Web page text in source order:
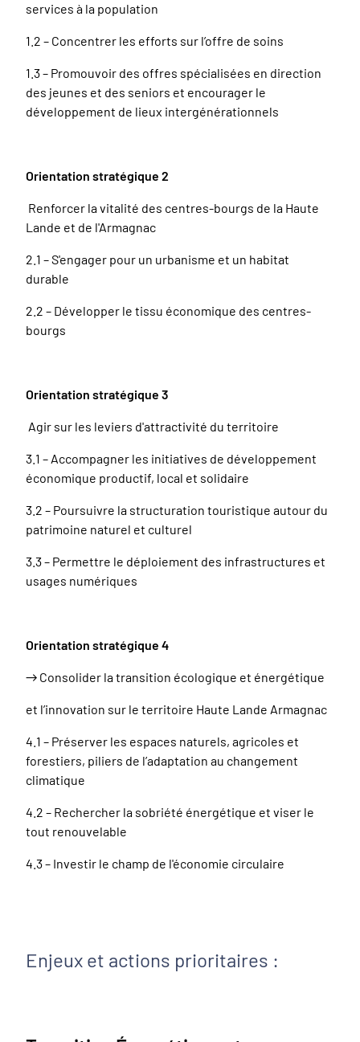
services à la population
1.2 – Concentrer les efforts sur l’offre de soins
1.3 – Promouvoir des offres spécialisées en direction
des jeunes et des seniors et encourager le
développement de lieux intergénérationnels
Orientation stratégique 2
Renforcer la vitalité des centres-bourgs de la Haute
Lande et de l'Armagnac
2.1 – S'engager pour un urbanisme et un habitat
durable
2.2 – Développer le tissu économique des centres-
bourgs
Orientation stratégique 3
Agir sur les leviers d'attractivité du territoire
3.1 – Accompagner les initiatives de développement
économique productif, local et solidaire
3.2 – Poursuivre la structuration touristique autour du
patrimoine naturel et culturel
3.3 – Permettre le déploiement des infrastructures et
usages numériques
Orientation stratégique 4
→ Consolider la transition écologique et énergétique
et l’innovation sur le territoire Haute Lande Armagnac
4.1 – Préserver les espaces naturels, agricoles et
forestiers, piliers de l’adaptation au changement
climatique
4.2 – Rechercher la sobriété énergétique et viser le
tout renouvelable
4.3 – Investir le champ de l'économie circulaire
Enjeux et actions prioritaires :